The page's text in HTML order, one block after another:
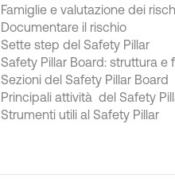
Famiglie e valutazione dei
Documentare il rischio
Sette step del Safety Pillar
Safety Pillar Board: struttura e
Sezioni del Safety Pillar Board
Principali attività del Safety
Strumenti utili al Safety Pillar